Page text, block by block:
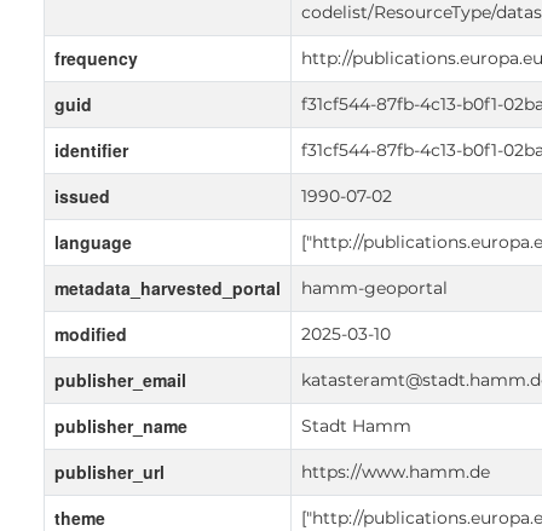
codelist/ResourceType/
frequency http://
guid f31cf544-87fb-4c13-b0f1-
identifier f31cf544-87fb-4c13-b0f1-
issued 1990-07-02
language ["http://
metadata_harvested_portal hamm-geoportal
modified 2025-03-10
publisher_email
publisher_name Stadt Hamm
publisher_url https://www.hamm.de
theme
["http://